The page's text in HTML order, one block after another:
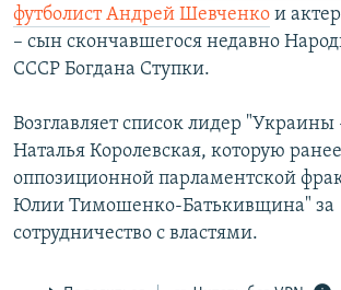
футболист Андрей Шевченко и
– сын скончавшегося недавно
СССР Богдана Ступки.
Возглавляет список лидер "Украины
Наталья Королевская, которую
оппозиционной парламентской
Юлии Тимошенко-Батькивщина" за
сотрудничество с властями.